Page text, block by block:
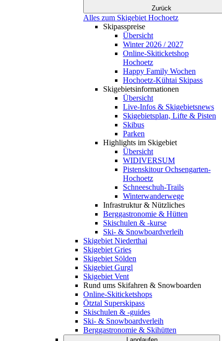
Zurück
Alles zum Skigebiet Hochoetz
Skipasspreise
Übersicht
Winter 2026 / 2027
Online-Skiticketshop
Hochoetz
Happy Family Wochen
Hochoetz-Kühtai Skipass
Skigebietsinformationen
Übersicht
Live-Infos & Skigebietsnews
Skigebietsplan, Lifte & Pisten
Skibus
Parken
Highlights im Skigebiet
Übersicht
WIDIVERSUM
Pistenskitour Ochsengarten-
Hochoetz
Schneeschuh-Trails
Winterwanderwege
Infrastruktur & Nützliches
Berggastronomie & Hütten
Skischulen & -kurse
Ski- & Snowboardverleih
Skigebiet Niederthai
Skigebiet Gries
Skigebiet Sölden
Skigebiet Gurgl
Skigebiet Vent
Rund ums Skifahren & Snowboarden
Online-Skiticketshops
Ötztal Superskipass
Skischulen & -guides
Ski- & Snowboardverleih
Berggastronomie & Skihütten